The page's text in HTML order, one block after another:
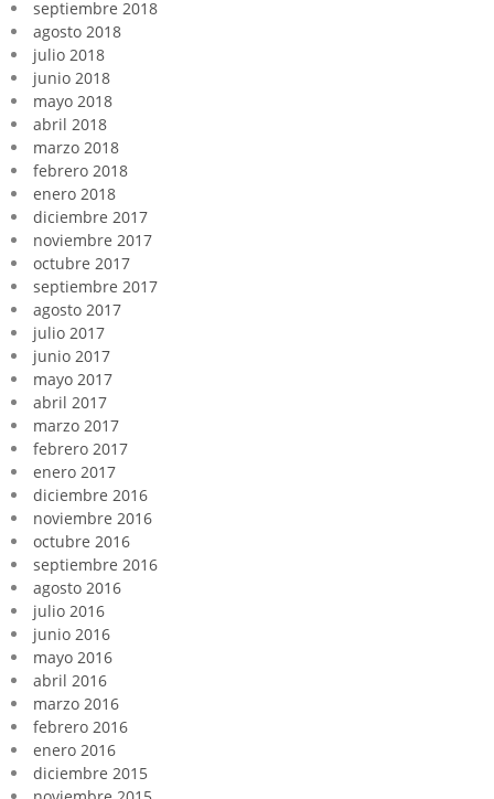
septiembre 2018
agosto 2018
julio 2018
junio 2018
mayo 2018
abril 2018
marzo 2018
febrero 2018
enero 2018
diciembre 2017
noviembre 2017
octubre 2017
septiembre 2017
agosto 2017
julio 2017
junio 2017
mayo 2017
abril 2017
marzo 2017
febrero 2017
enero 2017
diciembre 2016
noviembre 2016
octubre 2016
septiembre 2016
agosto 2016
julio 2016
junio 2016
mayo 2016
abril 2016
marzo 2016
febrero 2016
enero 2016
diciembre 2015